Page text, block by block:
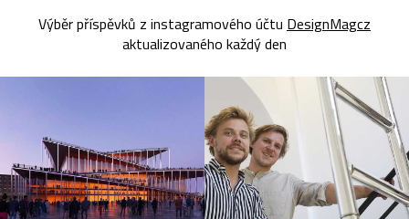
Výběr příspěvků z instagramového účtu DesignMagcz
aktualizovaného každý den